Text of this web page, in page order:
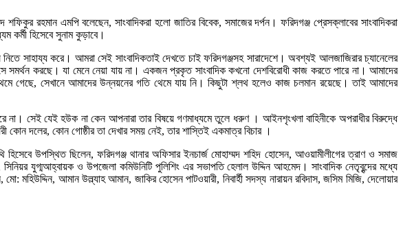
রহমান এমপি বলেছেন, সাংবাদিকরা হলো জাতির বিবেক, সমাজের দর্পন। ফরিদগঞ্জ প্রেসক্লাবের সাংবাদিকরা
হিসেবে সুনাম কুড়াবে।
সাহায্য করে। আমরা সেই সাংবাদিকতাই দেখতে চাই ফরিদগঞ্জসহ সারাদেশে। অবশ্যই আলজাজিরার চ্যানেলের
সমর্থন করছে। যা মেনে নেয়া যায় না। একজন প্রকৃত সাংবাদিক কখনো দেশবিরোধী কাজ করতে পারে না। আমাদের
গেছে, সেখানে আমাদের উন্নয়নের গতি থেমে যায় নি। কিছুটা শ্লথ হলেও কাজ চলমান রয়েছে। তাই আমাদের
না। সেই যেই হউক না কেন আপনারা তার বিষয়ে গণমাধ্যমে তুলে ধরুণ । আইনশৃংখলা বাহিনীকে অপরাধীর বিরুদ্ধে
কোন দলের, কোন গোষ্ঠীর তা দেখার সময় নেই, তার শাস্তিই একমাত্র বিচার ।
উপস্থিত ছিলেন, ফরিদগঞ্জ থানার অফিসার ইনচার্জ মোহাম্মদ শহিদ হোসেন, আওয়ামীলীগের ত্রাণ ও সমাজ
যুগ্মআহ্বায়ক ও উপজেলা কমিউনিটি পুলিশিং এর সভাপতি হেলাল উদ্দিন আহমেদ। সাংবাদিক নেতৃবৃন্দের মধ্যে
মহিউদ্দিন, আমান উল্ল্যাহ আমান, জাকির হোসেন পাটওয়ারী, নিবার্হী সদস্য নারায়ন রবিদাস, জসিম মিজি, দেলোয়ার